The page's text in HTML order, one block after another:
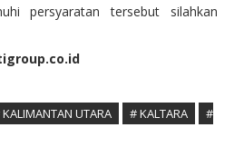
persyaratan tersebut silahkan
UTARA # KALTARA
#